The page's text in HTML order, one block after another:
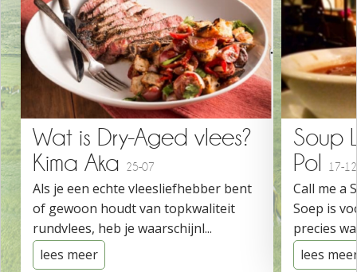
Wat is Dry-Aged vlees?
Kima Aka
25-07
Als je een echte vleesliefhebber bent
of gewoon houdt van topkwaliteit
rundvlees, heb je waarschijnl...
lees meer
Soup
Pol
17-12
Call me a
Soep is
precies
lees